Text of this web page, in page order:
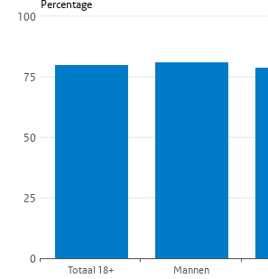
Bekijk als data tabel.
De grafiek heeft 1 Y-as die Percentage
Percentage
0
25
50
75
100
Totaal 18+ Mannen